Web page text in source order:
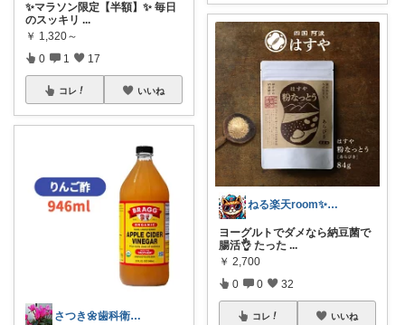
✨マラソン限定【半額】✨ 毎日
のスッキリ ...
￥ 1,320～
0 1 17
コレ いいね
さつき🌼歯科衛生士🌈経由購入🙇
ねる楽天room✨お買い物マラソンや✨
ヨーグルトでダメなら納豆菌で
腸活👌 たった ...
￥ 2,700
0 0 32
コレ いいね